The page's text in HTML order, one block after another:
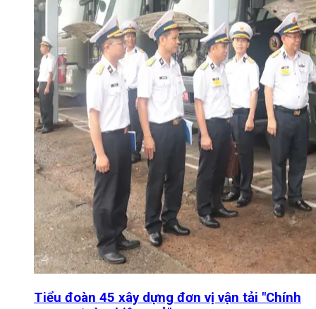
Tiểu đoàn 45 xây dựng đơn vị vận tải "Chính